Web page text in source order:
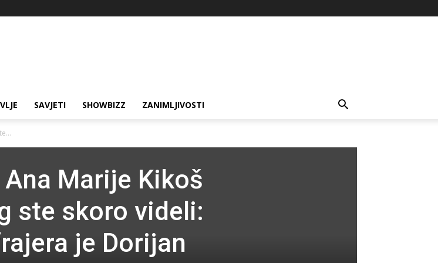
SAVJETI SHOWBIZZ ZANIMLJIVOSTI
Marije Kikoš
ste skoro videli:
je Dorijan